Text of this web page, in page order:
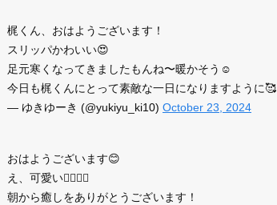
梶くん、おはようございます！
スリッパかわいい😍
足元寒くなってきましたもんね〜暖かそう☺️
今日も梶くんにとって素敵な一日になりますように🥰
— ゆきゆーき (@yukiyu_ki10) October 23, 2024
おはようございます😊
え、可愛い🤦‍♀️🤦‍♀️
朝から癒しをありがとうございます！